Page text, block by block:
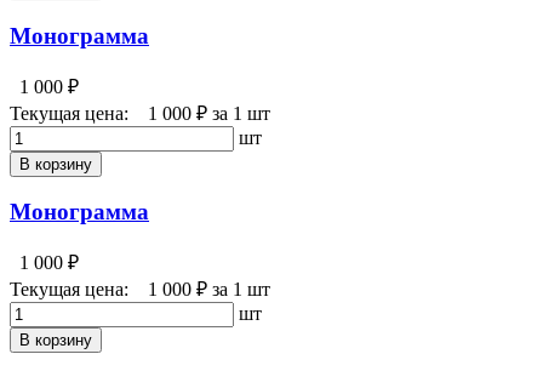
Монограмма
1 000 ₽
Текущая цена:
1 000 ₽ за 1 шт
шт
В корзину
Монограмма
1 000 ₽
Текущая цена:
1 000 ₽ за 1 шт
шт
В корзину